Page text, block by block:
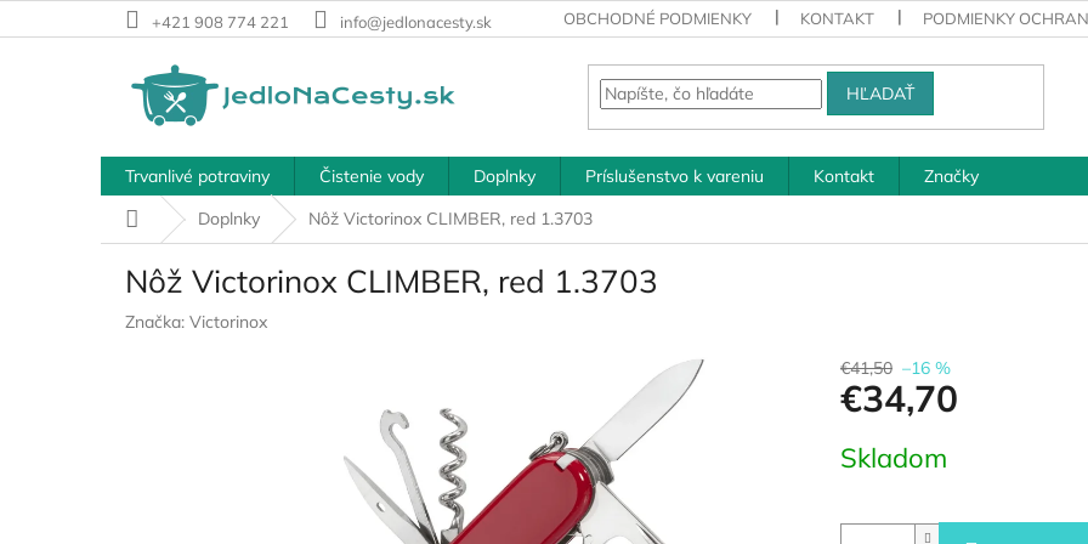
na
+421 908 774 221 info@jedlonacesty.sk OBCHODNÉ PODMIENKY KONTAKT PODMIENKY
HĽADAŤ
Trvanlivé potraviny Čistenie vody Doplnky Príslušenstvo k vareniu Kontakt
Značky
DomovDoplnky Nôž Victorinox CLIMBER, red 1.3703
Nôž Victorinox CLIMBER, red 1.3703
Značka: Victorinox
€41,50 –16 %
€34,70
cena:
Skladom